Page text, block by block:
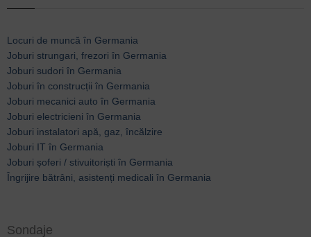
Locuri de muncă în Germania
Joburi strungari, frezori în Germania
Joburi sudori în Germania
Joburi în construcții în Germania
Joburi mecanici auto în Germania
Joburi electricieni în Germania
Joburi instalatori apă, gaz, încălzire
Joburi IT în Germania
Joburi șoferi / stivuitoriști în Germania
Îngrijire bătrâni, asistenți medicali în Germania
Sondaje